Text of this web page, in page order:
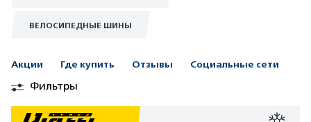
ВЕЛОСИПЕДНЫЕ ШИНЫ
Акции Где купить Отзывы Социальные сети
Фильтры